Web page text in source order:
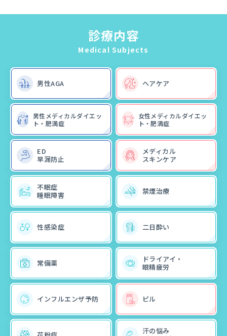
診療内容
Medical Subjects
男性AGA ヘアケア
男性メディカルダイエッ
ト・肥満症
女性メディカルダイエッ
ト・肥満症
ED
早漏防止
メディカル
スキンケア
不眠症
睡眠障害
禁煙治療
性感染症 二日酔い
常備薬
ドライアイ・
眼精疲労
インフルエンザ予防 ピル
汗の悩み